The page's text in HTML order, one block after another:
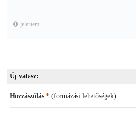
jelentem
Új válasz:
Hozzászólás * (formázási lehetőségek)